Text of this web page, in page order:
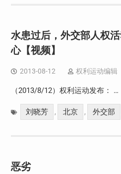
水患过后，外交部人权
心【视频】
2013-08-12 权利运动编辑
（2013/8/12）权利运动发布： …
刘晓芳 , 北京 , 外交部
恶劣